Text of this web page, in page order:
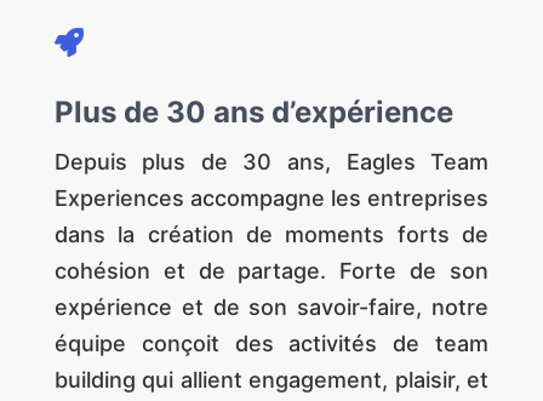

Plus de 30 ans d’expérience
Depuis plus de 30 ans, Eagles Team
Experiences accompagne les entreprises
dans la création de moments forts de
cohésion et de partage. Forte de son
expérience et de son savoir-faire, notre
équipe conçoit des activités de team
building qui allient engagement, plaisir, et